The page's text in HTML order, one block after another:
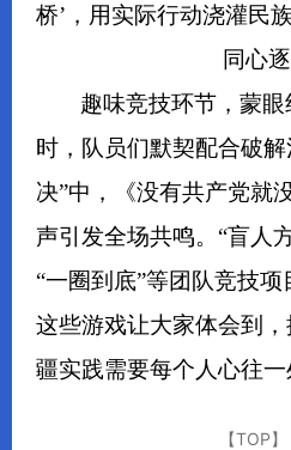
桥’，用实际行动浇灌民
同心
趣味竞技环节，蒙
时，队员们默契配合破
决”中，《没有共产党就
声引发全场共鸣。“盲人
“一圈到底”等团队竞技项
这些游戏让大家体会到
疆实践需要每个人心往一
【TOP】